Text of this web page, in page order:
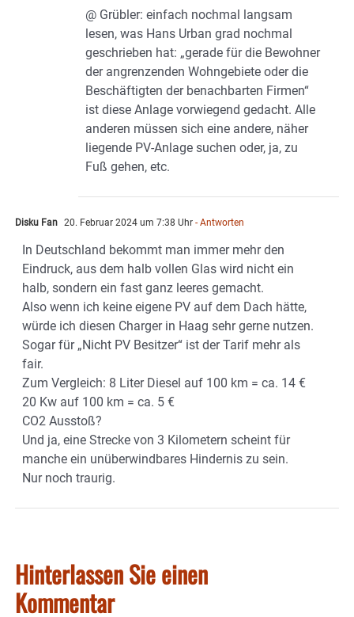
@ Grübler: einfach nochmal langsam
lesen, was Hans Urban grad nochmal
geschrieben hat: „gerade für die Bewohner
der angrenzenden Wohngebiete oder die
Beschäftigten der benachbarten Firmen“
ist diese Anlage vorwiegend gedacht. Alle
anderen müssen sich eine andere, näher
liegende PV-Anlage suchen oder, ja, zu
Fuß gehen, etc.
Disku Fan 20. Februar 2024 um 7:38 Uhr - Antworten
In Deutschland bekommt man immer mehr den
Eindruck, aus dem halb vollen Glas wird nicht ein
halb, sondern ein fast ganz leeres gemacht.
Also wenn ich keine eigene PV auf dem Dach hätte,
würde ich diesen Charger in Haag sehr gerne nutzen.
Sogar für „Nicht PV Besitzer“ ist der Tarif mehr als
fair.
Zum Vergleich: 8 Liter Diesel auf 100 km = ca. 14 €
20 Kw auf 100 km = ca. 5 €
CO2 Ausstoß?
Und ja, eine Strecke von 3 Kilometern scheint für
manche ein unüberwindbares Hindernis zu sein.
Nur noch traurig.
Hinterlassen Sie einen
Kommentar